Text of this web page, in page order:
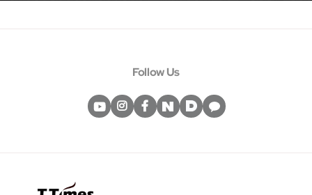
Follow Us